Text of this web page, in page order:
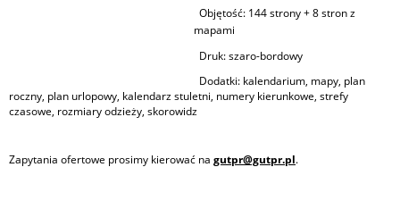
Objętość: 144 strony + 8 stron z
mapami
Druk:szaro-bordowy
Dodatki: kalendarium, mapy, plan
roczny, plan urlopowy, kalendarz stuletni, numery kierunkowe, strefy
czasowe, rozmiary odzieży, skorowidz
Zapytania ofertowe prosimy kierować na gutpr@gutpr.pl.